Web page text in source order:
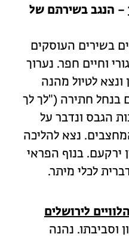
– הנגב בשירתם של
בשירים העוסקים
וחיים חפר. נערוך
לטיול מהנה
בנחל חתירה ("לך לך
הגבס ונדבר על
נצא להליכה
ירקעם. בנוף הפראי
לכלי מיתר.
וסביבתו. נהנה